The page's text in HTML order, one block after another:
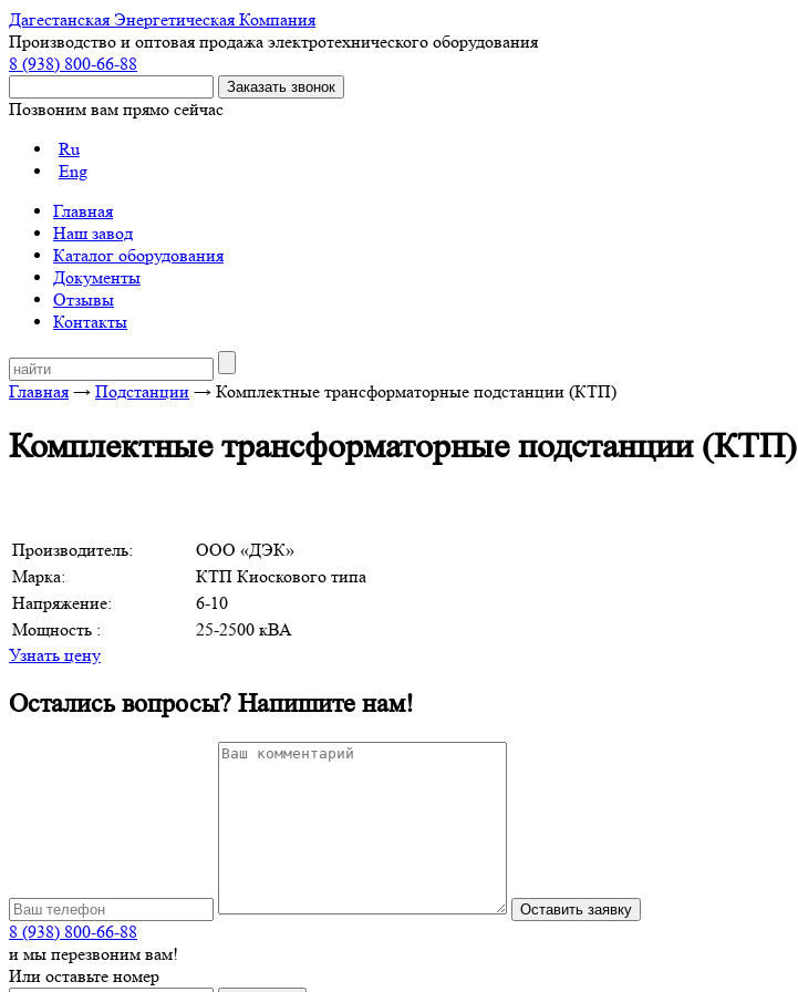
Дагестанская Энергетическая Компания
Производство и оптовая продажа электротехнического оборудования
8 (938) 800-66-88
Позвоним вам прямо сейчас
Ru
Eng
Главная
Наш завод
Каталог оборудования
Документы
Отзывы
Контакты
Главная → Подстанции → Комплектные трансформаторные подстанции (КТП)
Комплектные трансформаторные подстанции (КТП)
Производитель:
ООО «ДЭК»
Марка:
КТП Киоскового типа
Напряжение:
6-10
Мощность :
25-2500 кВА
Узнать цену
Остались вопросы? Напишите нам!
8 (938) 800-66-88
и мы перезвоним вам!
Или оставьте номер